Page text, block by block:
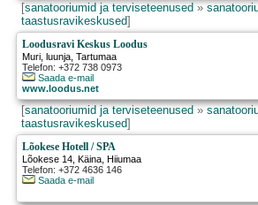
[sanatooriumid ja terviseteenused»
taastusravikeskused]
Loodusravi Keskus Loodus
Muri luunja , Tartumaa
Telefon: +372 738 0973
Saada e-mail
www.loodus.net
[sanatooriumid ja terviseteenused»
taastusravikeskused]
Lõokese Hotell / SPA
Lõokese 14 Käina , Hiiumaa
Telefon: +372 4636 146
Saada e-mail